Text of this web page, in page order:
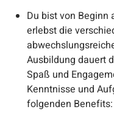
Du bist von Beginn
erlebst die
Ausbildung dauert
Spaß und
Kenntnisse und
folgenden Benefits: